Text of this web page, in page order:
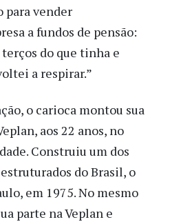
para vender
a fundos de pensão:
do que tinha e
a respirar.”
o carioca montou sua
aos 22 anos, no
Construiu um dos
do Brasil, o
em 1975. No mesmo
parte na Veplan e